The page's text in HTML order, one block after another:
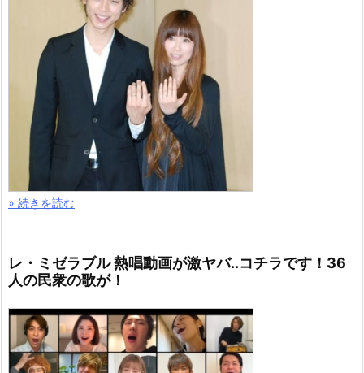
» 続きを読む
レ・ミゼラブル 熱唱動画が激ヤバ..コチラです！36
人の民衆の歌が！